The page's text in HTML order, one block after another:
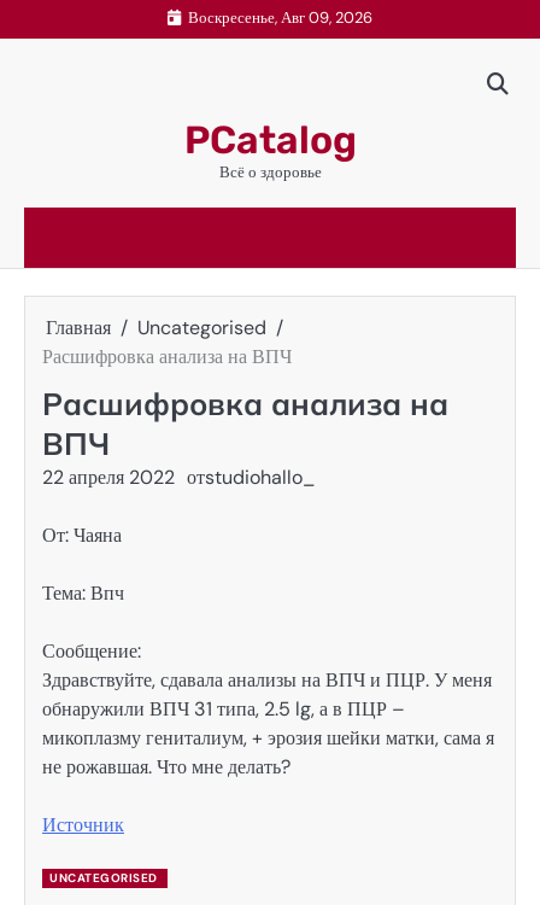
к
Воскресенье, Авг 09, 2026
PCatalog
Всё о здоровье
Главная
Uncategorised
Расшифровка анализа на ВПЧ
Расшифровка анализа на
ВПЧ
22 апреля 2022 отstudiohallo_
От: Чаяна
Тема: Впч
Сообщение:
Здравствуйте, сдавала анализы на ВПЧ и ПЦР. У меня
обнаружили ВПЧ 31 типа, 2.5 lg, а в ПЦР –
микоплазму гениталиум, + эрозия шейки матки, сама я
не рожавшая. Что мне делать?
Источник
UNCATEGORISED